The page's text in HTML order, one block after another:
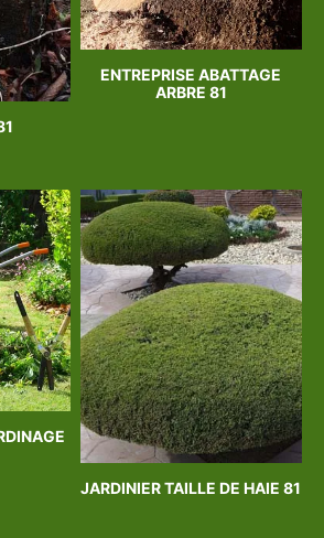
ENTREPRISE ABATTAGE
ARBRE 81
JARDINIER TAILLE DE HAIE 81